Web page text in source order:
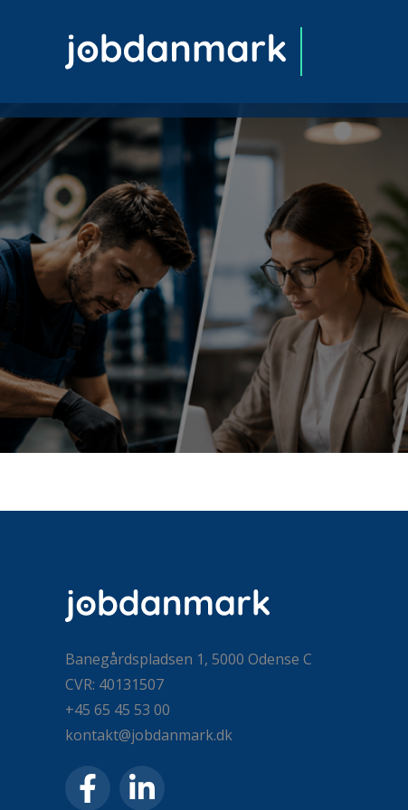
Banegårdspladsen 1, 5000 Odense C
CVR: 40131507
+45 65 45 53 00
kontakt@jobdanmark.dk